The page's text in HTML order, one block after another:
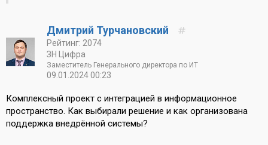
Дмитрий Турчановский
Рейтинг: 2074
ЗН Цифра
Заместитель Генерального директора по ИТ
09.01.2024 00:23
Комплексный проект с интеграцией в информационное
пространство. Как выбирали решение и как организована
поддержка внедрённой системы?